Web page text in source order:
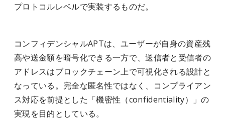
プロトコルレベルで実装するものだ。
コンフィデンシャルAPTは、ユーザーが自身の資産残
高や送金額を暗号化できる一方で、送信者と受信者の
アドレスはブロックチェーン上で可視化される設計と
なっている。完全な匿名性ではなく、コンプライアン
ス対応を前提とした「機密性（confidentiality）」の
実現を目的としている。